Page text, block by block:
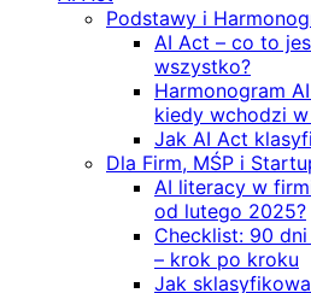
Podstawy i
AI Act – co to
wszystko?
Harmonogram
kiedy wchodzi
Jak AI Act
Dla Firm, MŚP i
AI literacy w
od lutego 2025?
Checklist: 90
– krok po kroku
Jak